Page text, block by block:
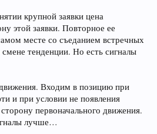
крупной заявки цена
этой заявки. Повторное ее
месте со съеданием встречных
смене тенденции. Но есть сигналы
Входим в позицию при
и при условии не появления
первоначального движения.
лучше…